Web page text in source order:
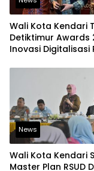
Wali Kota Kendari
Detiktimur Awards
Inovasi Digitalisasi
News
Wali Kota Kendari
Master Plan RSUD